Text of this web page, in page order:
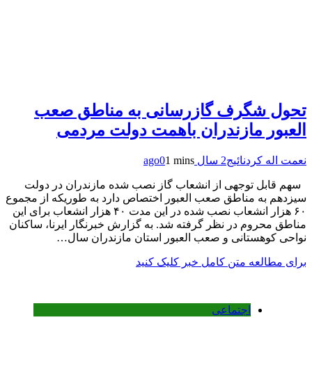
تحول شگرف گازرسانی به مناطق صعب
العبور مازندران باهمت دولت مردمی
نعمت اله کردنائیج2 سال ago 01 mins
سهم قابل توجهی از انشعاب گاز نصب شده مازندران در دولت
سیزدهم به مناطق صعب العبور اختصاص دارد به طوریکه از مجموع
۶۰ هزار انشعاب نصب شده در این مدت ۴۰ هزار انشعاب برای این
مناطق محروم در نظر گرفته شد. به گزارش خبرنگار ایرنا، ساکنان
نواحی کوهستانی و صعب العبور استان مازندران سال…
برای مطالعه متن کامل خبر کلیک کنید
اجتماعی